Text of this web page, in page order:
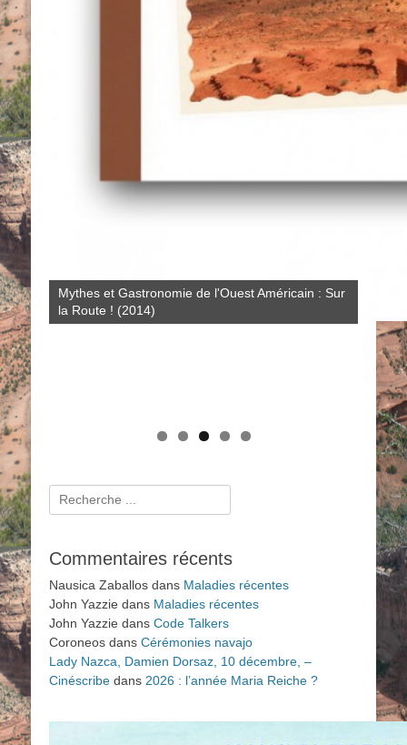
Mythes et Gastronomie de l'Ouest Américain : Sur
la Route ! (2014)
Crimes et Procès Sensationnels à LA : au-delà du
Dahlia Noir (2011)
scientifiques de 1950 à nos jours (2009)
Rechercher :
Commentaires récents
Nausica Zaballos dans Maladies récentes
John Yazzie dans Maladies récentes
John Yazzie dans Code Talkers
Coroneos dans Cérémonies navajo
Lady Nazca, Damien Dorsaz, 10 décembre, –
Cinéscribe dans 2026 : l’année Maria Reiche ?